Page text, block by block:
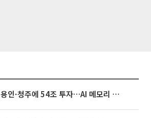
SK하이닉스, 용인·청주에 54조 투자…AI 메모리 생산기지 키운다